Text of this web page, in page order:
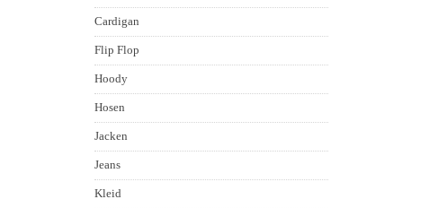
Cardigan
Flip Flop
Hoody
Hosen
Jacken
Jeans
Kleid